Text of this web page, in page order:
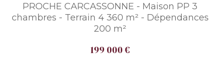
PROCHE CARCASSONNE - Maison PP 3
chambres - Terrain 4 360 m² - Dépendances
200 m²
199 000 €